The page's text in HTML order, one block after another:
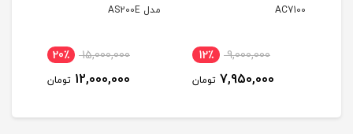
AC7100
9,000,000 12٪
7,950,000 تومان
مدل AS200E
15,000,000 20٪
12,000,000 تومان